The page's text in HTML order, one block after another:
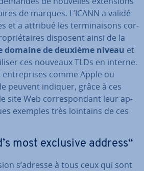
de marques. L’ICANN a validé
et a attribué les ter­mi­nai­sons cor­
disposent ainsi de la
domaine de deuxième niveau et
ces nouveaux TLDs en interne.
en­tre­prises comme Apple ou
peuvent indiquer, grâce à ces
site Web cor­res­pon­dant leur ap­
exemples très lointains de ces
most exclusive address“
s’adresse à tous ceux qui sont